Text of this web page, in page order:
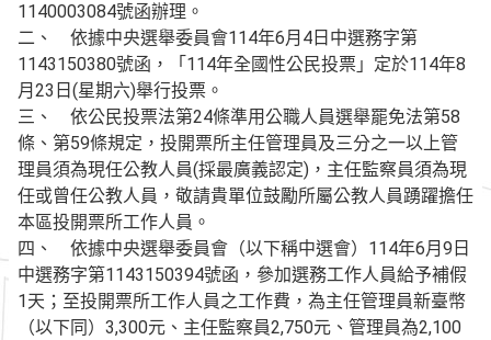
1140003084號函辦理。
二、 依據中央選舉委員會114年6月4日中選務字第
1143150380號函，「114年全國性公民投票」定於114年8
月23日(星期六)舉行投票。
三、 依公民投票法第24條準用公職人員選舉罷免法第58
條、第59條規定，投開票所主任管理員及三分之一以上管
理員須為現任公教人員(採最廣義認定)，主任監察員須為現
任或曾任公教人員，敬請貴單位鼓勵所屬公教人員踴躍擔任
本區投開票所工作人員。
四、 依據中央選舉委員會（以下稱中選會）114年6月9日
中選務字第1143150394號函，參加選務工作人員給予補假
1天；至投開票所工作人員之工作費，為主任管理員新臺幣
（以下同）3,300元、主任監察員2,750元、管理員為2,100